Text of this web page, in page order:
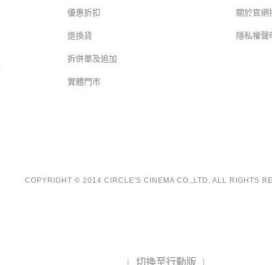
優惠折扣
退換貨
拆併單及追加
實體門市
關於官網
隱私權聲
COPYRIGHT © 2014 CIRCLE'S CINEMA CO.,LTD. ALL RIGHTS
切換至行動版